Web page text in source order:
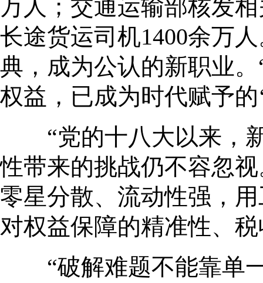
万人；交通运输部核发
长途货运司机1400余万
典，成为公认的新职业
权益，已成为时代赋予的
“党的十八大以来，新
性带来的挑战仍不容忽
零星分散、流动性强，
对权益保障的精准性、
“破解难题不能靠单一